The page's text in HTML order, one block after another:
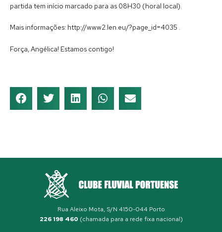
partida tem início marcado para as 08H30 (horal local).
Mais informações: http://www2.len.eu/?page_id=4035 .
Força, Angélica! Estamos contigo!
Rua Aleixo Mota, S/N 4150-044 Porto
226 198 460 (chamada para a rede fixa nacional)